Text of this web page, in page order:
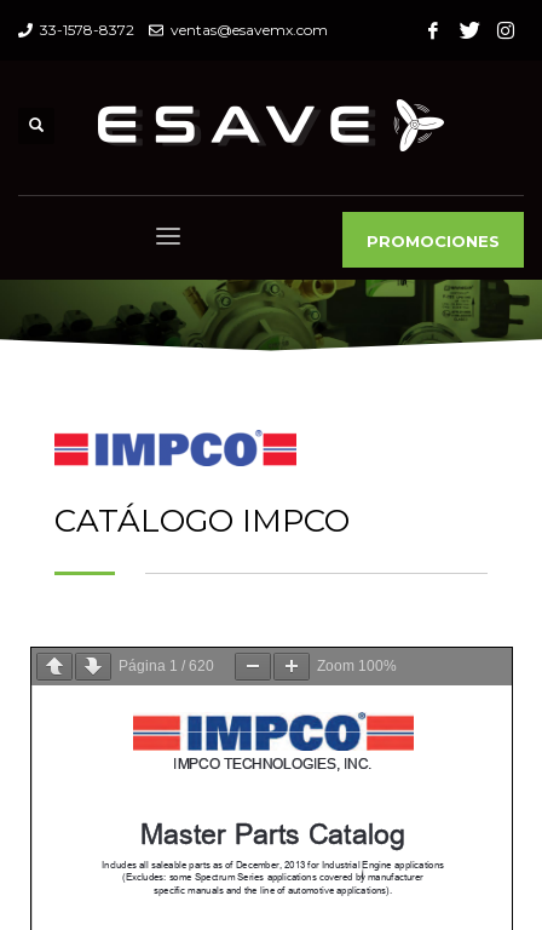
33-1578-8372 ventas@esavemx.com
PROMOCIONES
CATÁLOGO IMPCO
Página 1 /620 Zoom 100%